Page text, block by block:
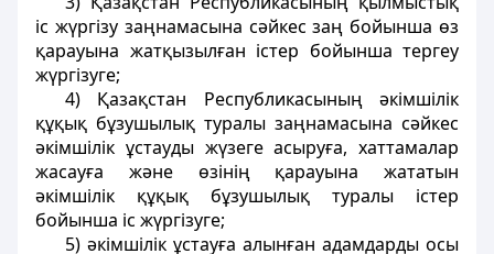
iс жүргiзу заңнамасына сәйкес заң бойынша өз
қарауына жатқызылған iстер бойынша тергеу
жүргiзуге;
4) Қазақстан Республикасының әкiмшiлiк
құқық бұзушылық туралы заңнамасына сәйкес
әкiмшiлiк ұстауды жүзеге асыруға, хаттамалар
жасауға және өзiнiң қарауына жататын
әкiмшiлiк құқық бұзушылық туралы iстер
бойынша iс жүргiзуге;
5) әкiмшiлiк ұстауға алынған адамдарды осы